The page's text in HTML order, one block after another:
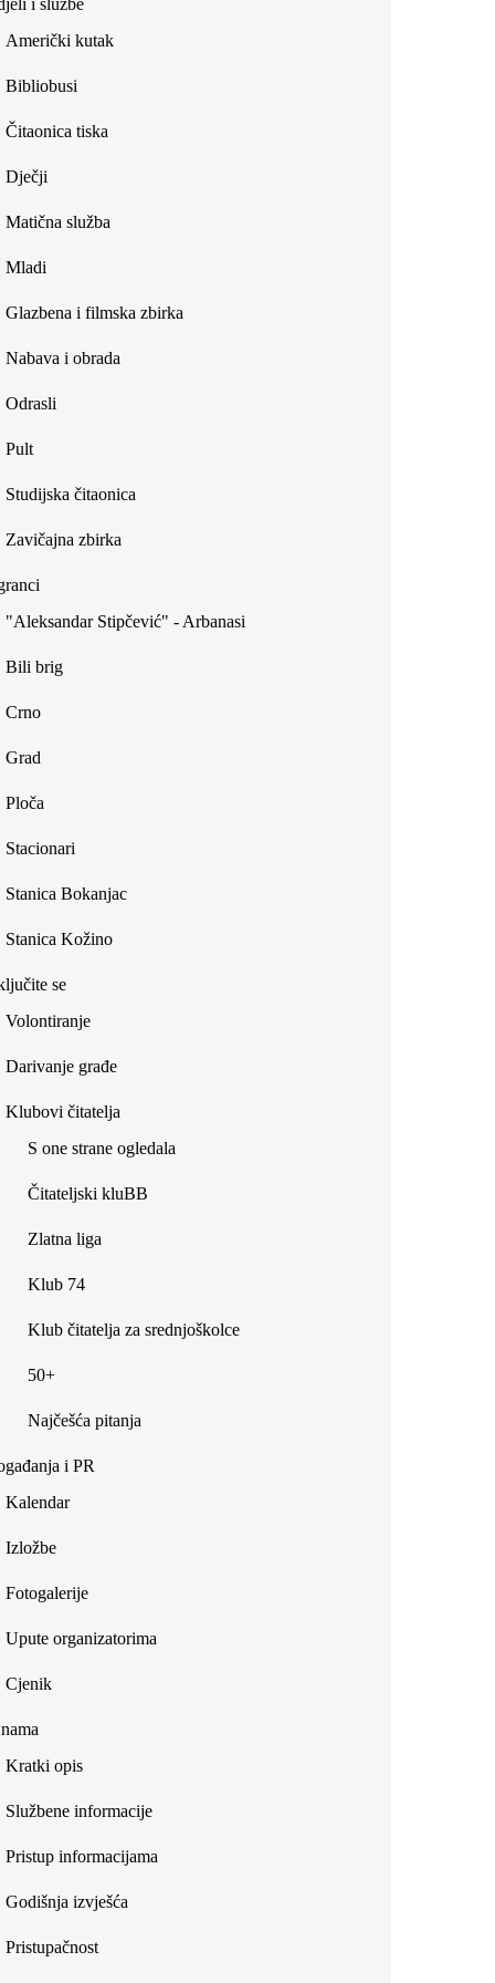
external)
i službe
Američki kutak
Bibliobusi
Čitaonica tiska
Dječji
Matična služba
Mladi
Glazbena i filmska zbirka
Nabava i obrada
Odrasli
Pult
Studijska čitaonica
Zavičajna zbirka
"Aleksandar Stipčević" - Arbanasi
Bili brig
Crno
Grad
Ploča
Stacionari
Stanica Bokanjac
Stanica Kožino
se
Volontiranje
Darivanje građe
Klubovi čitatelja
S one strane ogledala
Čitateljski kluBB
Zlatna liga
Klub 74
Klub čitatelja za srednjoškolce
50+
Najčešća pitanja
i PR
Kalendar
Izložbe
Fotogalerije
Upute organizatorima
Cjenik
Kratki opis
Službene informacije
Pristup informacijama
Godišnja izvješća
Pristupačnost